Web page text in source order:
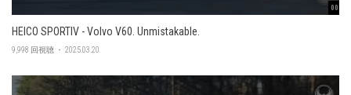
00:47
HEICO SPORTIV - Volvo V60. Unmistakable.
9,998 回視聴 ・ 2025.03.20